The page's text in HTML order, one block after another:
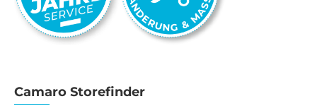
Camaro Storefinder